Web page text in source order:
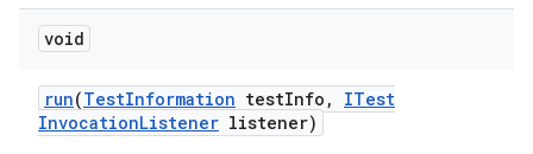
void
run(TestInformation testInfo ,
ITest
InvocationListener listener)